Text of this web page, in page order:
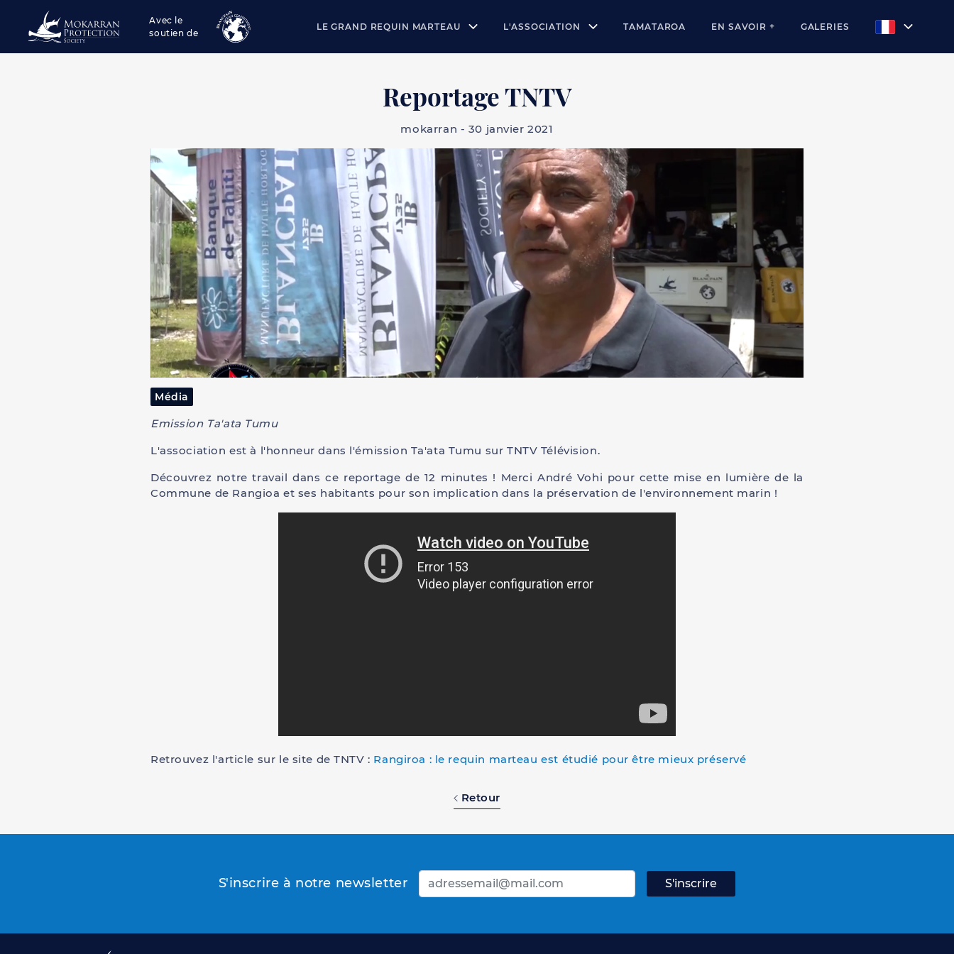
Avec le
soutien de
LE GRAND REQUIN MARTEAU L'ASSOCIATION TAMATAROA EN SAVOIR + GALERIES
Reportage TNTV
mokarran - 30 janvier 2021
Média
Emission Ta'ata Tumu
L'association est à l'honneur dans l'émission Ta'ata Tumu sur TNTV Télévision.
Découvrez notre travail dans ce reportage de 12 minutes ! Merci André Vohi pour cette mise en lumière de la
Commune de Rangioa et ses habitants pour son implication dans la préservation de l'environnement marin !
Retrouvez l'article sur le site de TNTV : Rangiroa : le requin marteau est étudié pour être mieux préservé
Retour
S'inscrire à notre newsletter